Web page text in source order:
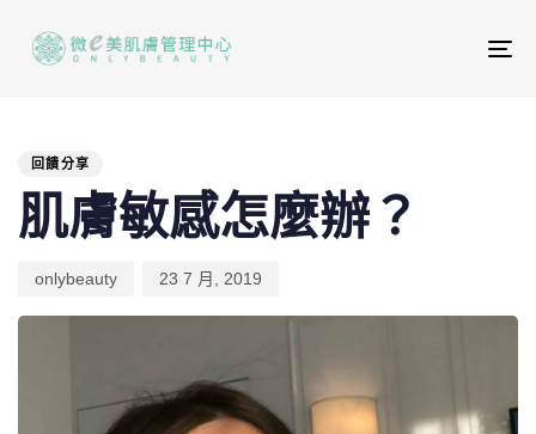
回饋分享
肌膚敏感怎麼辦？
onlybeauty 23 7 月, 2019